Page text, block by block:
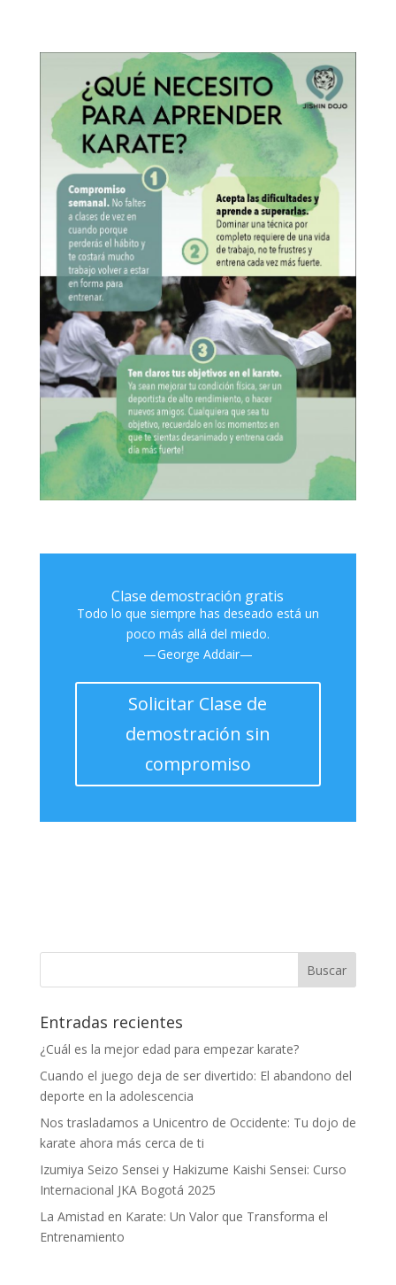
Clase demostración gratis
Todo lo que siempre has deseado está un
poco más allá del miedo.
— George Addair—
Solicitar Clase de
demostración sin
compromiso
Entradas recientes
¿Cuál es la mejor edad para empezar karate?
Cuando el juego deja de ser divertido: El abandono del
deporte en la adolescencia
Nos trasladamos a Unicentro de Occidente: Tu dojo de
karate ahora más cerca de ti
Izumiya Seizo Sensei y Hakizume Kaishi Sensei: Curso
Internacional JKA Bogotá 2025
La Amistad en Karate: Un Valor que Transforma el
Entrenamiento